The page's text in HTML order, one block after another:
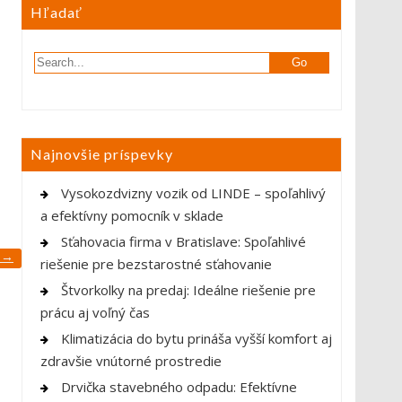
→
Hľadať
Najnovšie príspevky
Vysokozdvizny vozik od LINDE – spoľahlivý
a efektívny pomocník v sklade
Sťahovacia firma v Bratislave: Spoľahlivé
riešenie pre bezstarostné sťahovanie
Štvorkolky na predaj: Ideálne riešenie pre
prácu aj voľný čas
Klimatizácia do bytu prináša vyšší komfort aj
zdravšie vnútorné prostredie
Drvička stavebného odpadu: Efektívne